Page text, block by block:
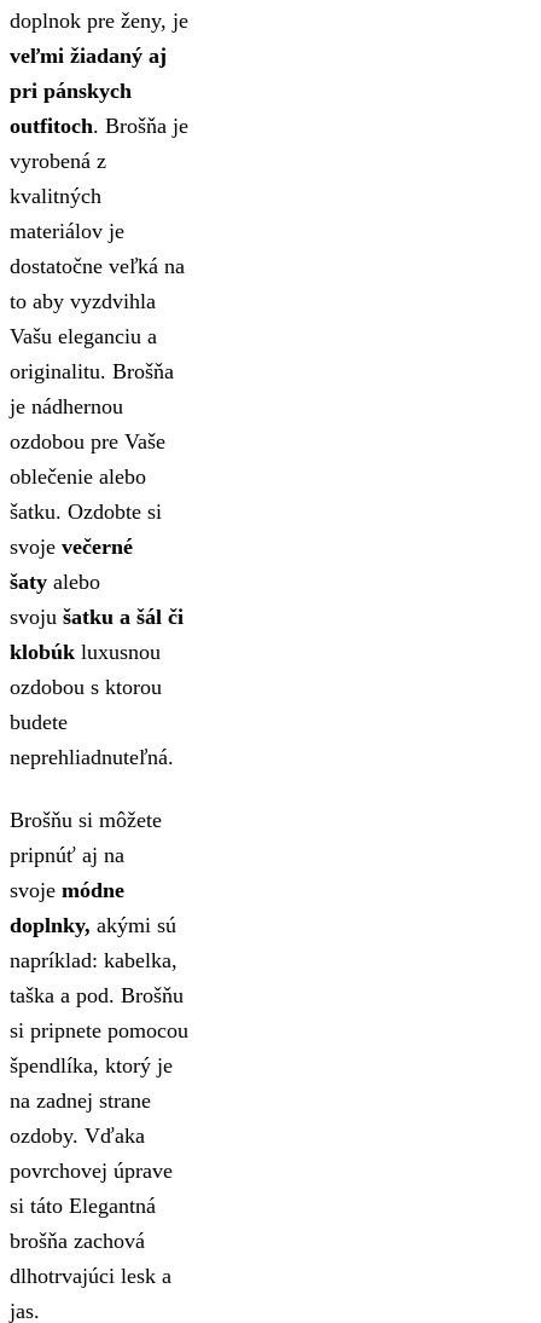
doplnok pre ženy, je
veľmi žiadaný aj
pri pánskych
outfitoch. Brošňa je
vyrobená z
kvalitných
materiálov je
dostatočne veľká na
to aby vyzdvihla
Vašu eleganciu a
originalitu. Brošňa
je nádhernou
ozdobou pre Vaše
oblečenie alebo
šatku. Ozdobte si
svoje večerné
šaty alebo
svoju šatku a šál či
klobúk luxusnou
ozdobou s ktorou
budete
neprehliadnuteľná.
Brošňu si môžete
pripnúť aj na
svoje módne
doplnky, akými sú
napríklad: kabelka,
taška a pod. Brošňu
si pripnete pomocou
špendlíka, ktorý je
na zadnej strane
ozdoby. Vďaka
povrchovej úprave
si táto Elegantná
brošňa zachová
dlhotrvajúci lesk a
jas.